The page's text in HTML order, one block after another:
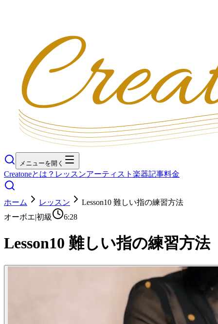
メニューを開く
Creatoneとは？ レッスンアーティスト 楽器記事料金
ホーム レッスン
Lesson10 難しい指の練習方法
オーボエ|初級 6:28
Lesson10 難しい指の練習方法